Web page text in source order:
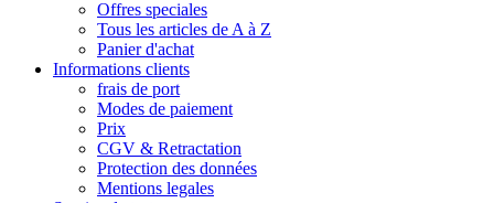
Offres speciales
Tous les articles de A à Z
Panier d'achat
Informations clients
frais de port
Modes de paiement
Prix
CGV & Retractation
Protection des données
Mentions legales